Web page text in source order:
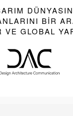
BIR
VE GLOBAL